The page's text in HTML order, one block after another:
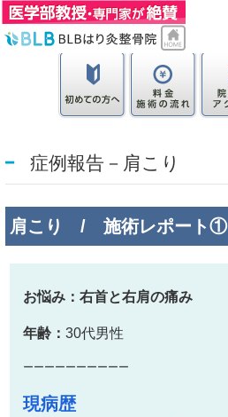
症例報告－肩こり
肩こり / 施術レポート①
お悩み：右首と右肩の痛み
年齢： 30代男性
ーーーーーーーーーー
現病歴